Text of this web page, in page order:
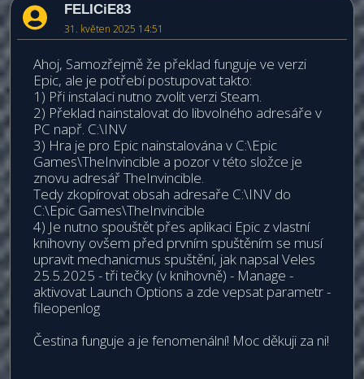
FELICiE83
31. květen 2025 14:51
Ahoj, Samozřejmě že překlad funguje ve verzi
Epic, ale je potřebí postupovat takto:
1) Při instalaci nutno zvolit verzi Steam.
2) Překlad nainstalovat do libvolného adresáře v
PC např. C:\INV
3) Hra je pro Epic nainstalována v C:\Epic
Games\TheInvincible a pozor v této složce je
znovu adresář TheInvincible.
Tedy zkopírovat obsah adresaře C:\INV do
C:\Epic Games\TheInvincible
4) Je nutno spouštět přes aplikaci Epic z vlastní
knihovny ovšem před prvním spuštěním se musí
upravit mechanicmus spuštění, jak napsal Veles
25.5.2025 - tři tečky (v knihovně) - Manage -
aktivovat Launch Options a zde vepsat parametr -
fileopenlog
Čestina funguje a je fenomenální! Moc děkuji za ni!